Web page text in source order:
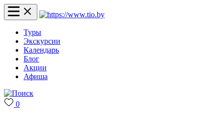
Туры
Экскурсии
Календарь
Блог
Акции
Афиша
0